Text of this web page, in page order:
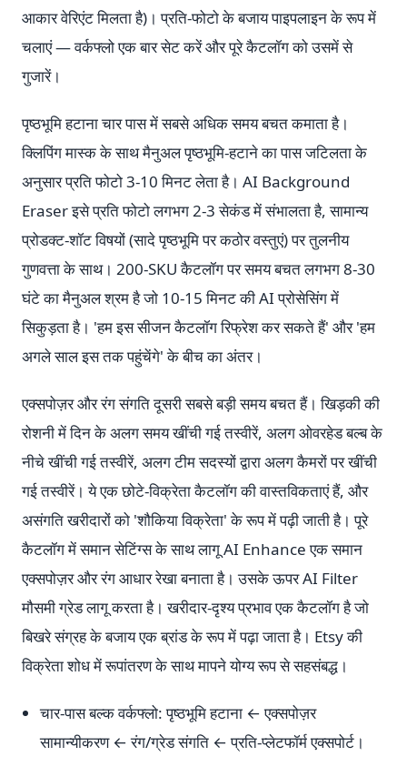
आकार वेरिएंट मिलता है)। प्रति-फोटो के बजाय पाइपलाइन के रूप में
चलाएं — वर्कफ्लो एक बार सेट करें और पूरे कैटलॉग को उसमें से
गुजारें।
पृष्ठभूमि हटाना चार पास में सबसे अधिक समय बचत कमाता है।
क्लिपिंग मास्क के साथ मैनुअल पृष्ठभूमि-हटाने का पास जटिलता के
अनुसार प्रति फोटो 3-10 मिनट लेता है। AI Background
Eraser इसे प्रति फोटो लगभग 2-3 सेकंड में संभालता है, सामान्य
प्रोडक्ट-शॉट विषयों (सादे पृष्ठभूमि पर कठोर वस्तुएं) पर तुलनीय
गुणवत्ता के साथ। 200-SKU कैटलॉग पर समय बचत लगभग 8-30
घंटे का मैनुअल श्रम है जो 10-15 मिनट की AI प्रोसेसिंग में
सिकुड़ता है। 'हम इस सीजन कैटलॉग रिफ्रेश कर सकते हैं' और 'हम
अगले साल इस तक पहुंचेंगे' के बीच का अंतर।
एक्सपोज़र और रंग संगति दूसरी सबसे बड़ी समय बचत हैं। खिड़की की
रोशनी में दिन के अलग समय खींची गई तस्वीरें, अलग ओवरहेड बल्ब के
नीचे खींची गई तस्वीरें, अलग टीम सदस्यों द्वारा अलग कैमरों पर खींची
गई तस्वीरें। ये एक छोटे-विक्रेता कैटलॉग की वास्तविकताएं हैं, और
असंगति खरीदारों को 'शौकिया विक्रेता' के रूप में पढ़ी जाती है। पूरे
कैटलॉग में समान सेटिंग्स के साथ लागू AI Enhance एक समान
एक्सपोज़र और रंग आधार रेखा बनाता है। उसके ऊपर AI Filter
मौसमी ग्रेड लागू करता है। खरीदार-दृश्य प्रभाव एक कैटलॉग है जो
बिखरे संग्रह के बजाय एक ब्रांड के रूप में पढ़ा जाता है। Etsy की
विक्रेता शोध में रूपांतरण के साथ मापने योग्य रूप से सहसंबद्ध।
चार-पास बल्क वर्कफ्लो: पृष्ठभूमि हटाना ← एक्सपोज़र
सामान्यीकरण ← रंग/ग्रेड संगति ← प्रति-प्लेटफॉर्म एक्सपोर्ट।